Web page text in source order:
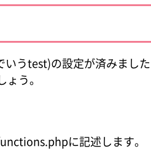
うtest)の設定が済みまし
う。
に記述します。